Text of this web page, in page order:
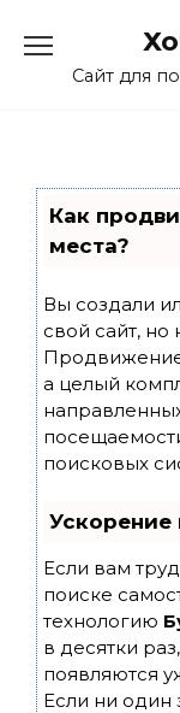
contentСайт для
Как
места?
Вы создали
свой сайт, но
Продвижение
а целый
поисковых
Если вам
поиске
технологию
в десятки
появляются
Если ни один